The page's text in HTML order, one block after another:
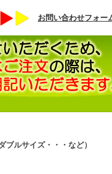
お問い合わせフォー
ブルサイズ・・・など）